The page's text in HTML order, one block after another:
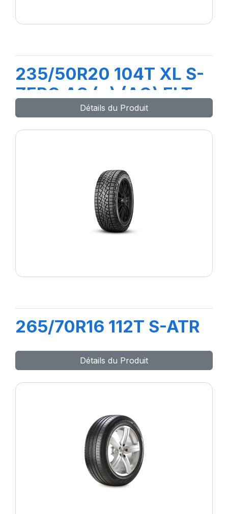
235/50R20 104T XL S-
ZERO AS (+) (AO) ELT
Détails du Produit
265/70R16 112T S-ATR
Détails du Produit